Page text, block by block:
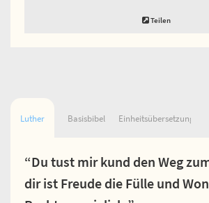
Teilen
Luther Basisbibel Einheitsübersetzung
“Du tust mir kund den Weg
dir ist Freude die Fülle und